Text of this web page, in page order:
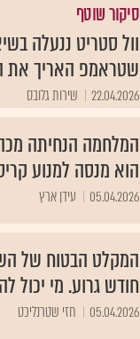
סיקור שוטף
וול סטריט ננעלה
שטראמפ האריך
22.04.2026 שירות גלובס
המלחמה הנחיתה
הוא מנסה למנוע
05.04.2026 עידן ארץ
המקלט הבטוח של
חודש גרוע. מי יכול
05.04.2026 חזי שטרנליכט